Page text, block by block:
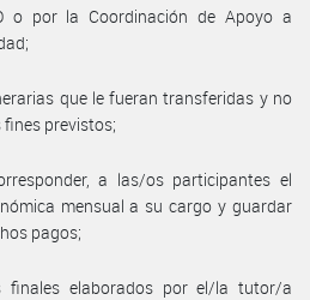
o por la Coordinación de Apoyo a
que le fueran transferidas y no
previstos;
a las/os participantes el
mensual a su cargo y guardar
pagos;
finales elaborados por el/la tutor/a